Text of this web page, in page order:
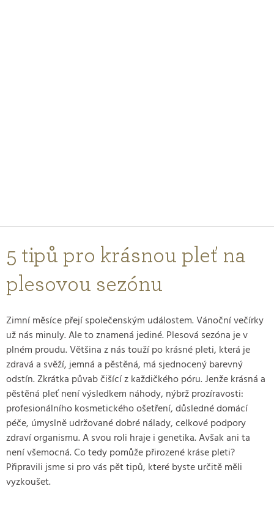
5 tipů pro krásnou pleť na
plesovou sezónu
Zimní měsíce přejí společenským událostem. Vánoční večírky
už nás minuly. Ale to znamená jediné. Plesová sezóna je v
plném proudu. Většina z nás touží po krásné pleti, která je
zdravá a svěží, jemná a pěstěná, má sjednocený barevný
odstín. Zkrátka půvab čišící z každičkého póru. Jenže krásná a
pěstěná pleť není výsledkem náhody, nýbrž prozíravosti:
profesionálního kosmetického ošetření, důsledné domácí
péče, úmyslně udržované dobré nálady, celkové podpory
zdraví organismu. A svou roli hraje i genetika. Avšak ani ta
není všemocná. Co tedy pomůže přirozené kráse pleti?
Připravili jsme si pro vás pět tipů, které byste určitě měli
vyzkoušet.